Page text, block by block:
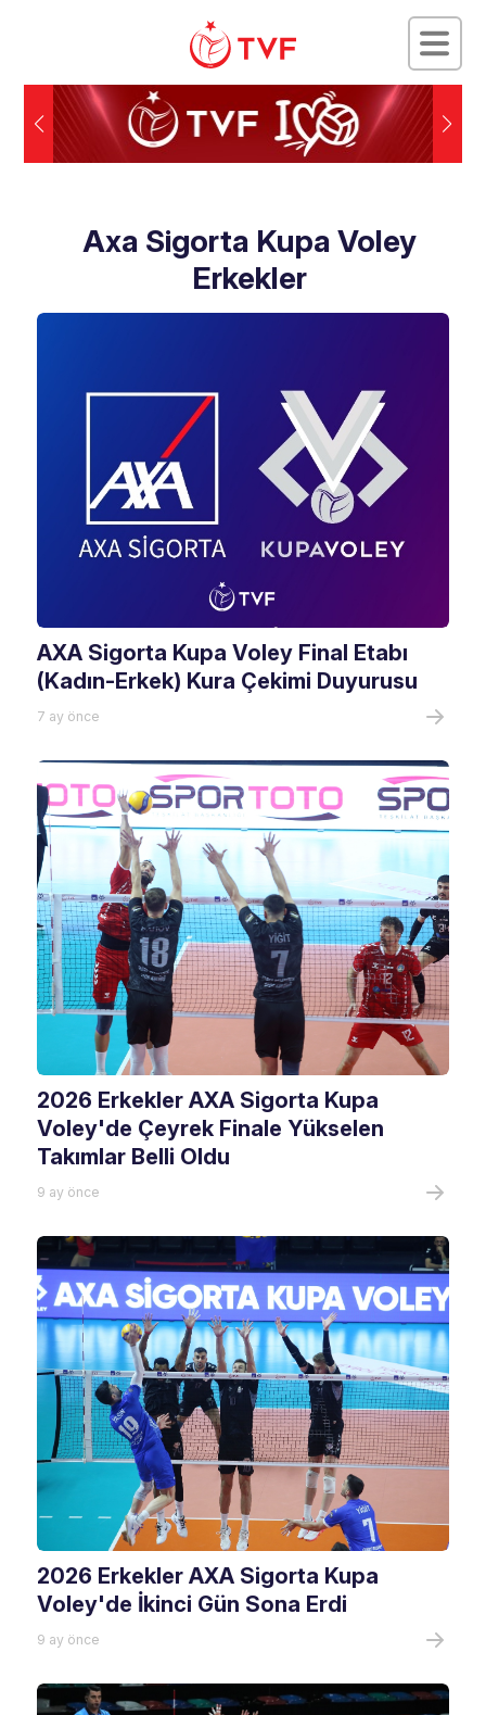
Axa Sigorta Kupa Voley
Erkekler
AXA Sigorta Kupa Voley Final Etabı
(Kadın-Erkek) Kura Çekimi Duyurusu
7 ay önce
2026 Erkekler AXA Sigorta Kupa
Voley'de Çeyrek Finale Yükselen
Takımlar Belli Oldu
9 ay önce
2026 Erkekler AXA Sigorta Kupa
Voley'de İkinci Gün Sona Erdi
9 ay önce